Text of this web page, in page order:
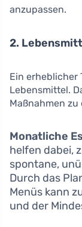
anzupassen.
2.
Ein erheblicher
Lebensmittel.
Maßnahmen
Monatliche
helfen dabei,
spontane,
Durch das
Menüs kann
und der